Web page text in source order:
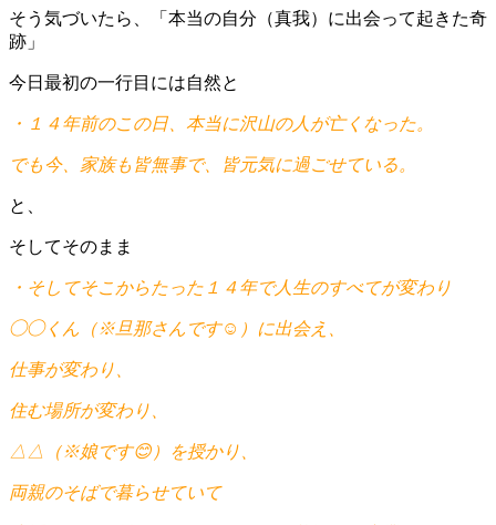
そう気づいたら、「本当の自分（真我）に出会って起きた奇
跡」
今日最初の一行目には自然と
・１４年前のこの日、本当に沢山の人が亡くなった。
でも今、家族も皆無事で、皆元気に過ごせている。
と、
そしてそのまま
・そしてそこからたった１４年で人生のすべてが変わり
◯◯くん（※旦那さんです☺️）に出会え、
仕事が変わり、
住む場所が変わり、
△△（※娘です😊）を授かり、
両親のそばで暮らせていて